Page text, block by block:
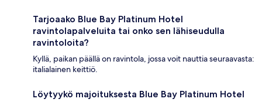
Tarjoaako Blue Bay Platinum Hotel
ravintolapalveluita tai onko sen lähiseudulla
ravintoloita?
Kyllä, paikan päällä on ravintola, jossa voit nauttia seuraavasta:
italialainen keittiö.
Löytyykö majoituksesta Blue Bay Platinum Hotel